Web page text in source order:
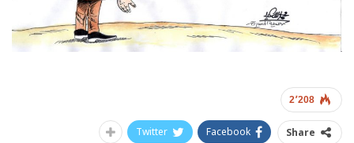
2٬208
Share
Facebook
Twitter